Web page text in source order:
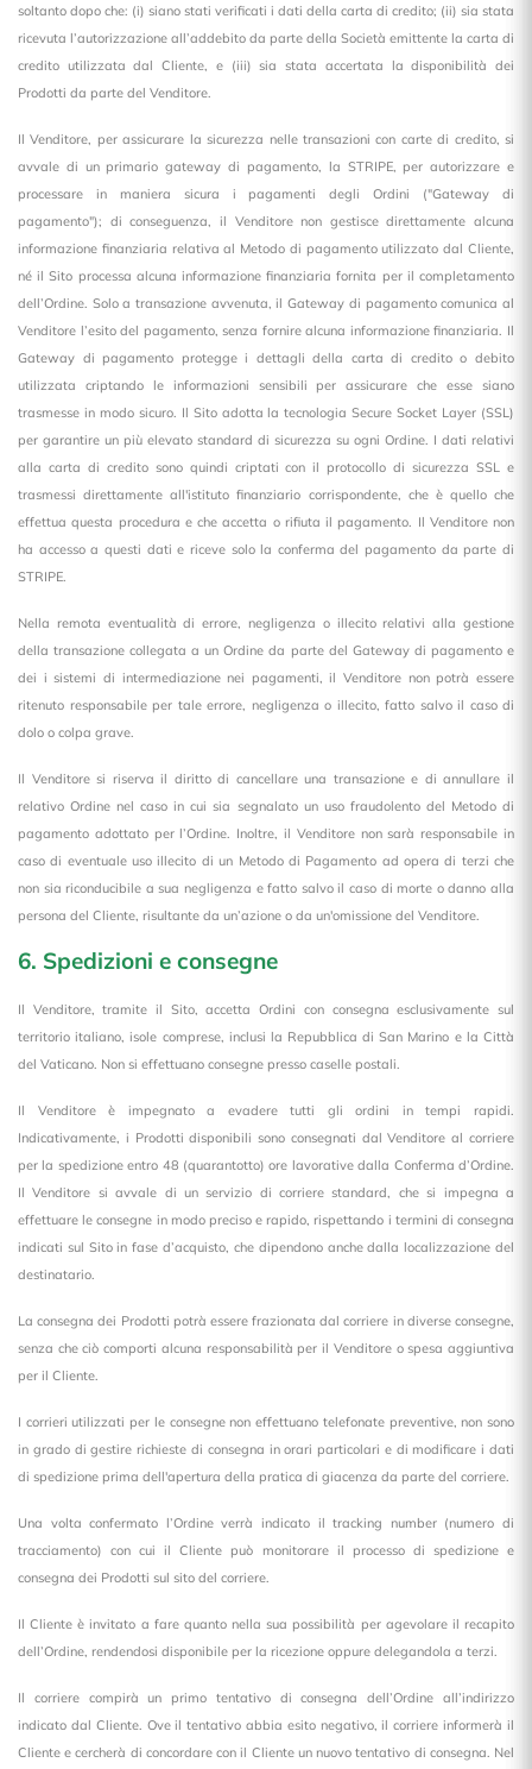
soltanto dopo che: (i) siano stati verificati i dati della carta di credito; (ii) sia stata
ricevuta l’autorizzazione all’addebito da parte della Società emittente la carta di
credito utilizzata dal Cliente, e (iii) sia stata accertata la disponibilità dei
Prodotti da parte del Venditore.
Il Venditore, per assicurare la sicurezza nelle transazioni con carte di credito, si
avvale di un primario gateway di pagamento, la STRIPE, per autorizzare e
processare in maniera sicura i pagamenti degli Ordini ("Gateway di
pagamento"); di conseguenza, il Venditore non gestisce direttamente alcuna
informazione finanziaria relativa al Metodo di pagamento utilizzato dal Cliente,
né il Sito processa alcuna informazione finanziaria fornita per il completamento
dell’Ordine. Solo a transazione avvenuta, il Gateway di pagamento comunica al
Venditore l’esito del pagamento, senza fornire alcuna informazione finanziaria. Il
Gateway di pagamento protegge i dettagli della carta di credito o debito
utilizzata criptando le informazioni sensibili per assicurare che esse siano
trasmesse in modo sicuro. Il Sito adotta la tecnologia Secure Socket Layer (SSL)
per garantire un più elevato standard di sicurezza su ogni Ordine. I dati relativi
alla carta di credito sono quindi criptati con il protocollo di sicurezza SSL e
trasmessi direttamente all'istituto finanziario corrispondente, che è quello che
effettua questa procedura e che accetta o rifiuta il pagamento. Il Venditore non
ha accesso a questi dati e riceve solo la conferma del pagamento da parte di
STRIPE.
Nella remota eventualità di errore, negligenza o illecito relativi alla gestione
della transazione collegata a un Ordine da parte del Gateway di pagamento e
dei i sistemi di intermediazione nei pagamenti, il Venditore non potrà essere
ritenuto responsabile per tale errore, negligenza o illecito, fatto salvo il caso di
dolo o colpa grave.
Il Venditore si riserva il diritto di cancellare una transazione e di annullare il
relativo Ordine nel caso in cui sia segnalato un uso fraudolento del Metodo di
pagamento adottato per l’Ordine. Inoltre, il Venditore non sarà responsabile in
caso di eventuale uso illecito di un Metodo di Pagamento ad opera di terzi che
non sia riconducibile a sua negligenza e fatto salvo il caso di morte o danno alla
persona del Cliente, risultante da un’azione o da un'omissione del Venditore.
6. Spedizioni e consegne
Il Venditore, tramite il Sito, accetta Ordini con consegna esclusivamente sul
territorio italiano, isole comprese, inclusi la Repubblica di San Marino e la Città
del Vaticano. Non si effettuano consegne presso caselle postali.
Il Venditore è impegnato a evadere tutti gli ordini in tempi rapidi.
Indicativamente, i Prodotti disponibili sono consegnati dal Venditore al corriere
per la spedizione entro 48 (quarantotto) ore lavorative dalla Conferma d’Ordine.
Il Venditore si avvale di un servizio di corriere standard, che si impegna a
effettuare le consegne in modo preciso e rapido, rispettando i termini di consegna
indicati sul Sito in fase d’acquisto, che dipendono anche dalla localizzazione del
destinatario.
La consegna dei Prodotti potrà essere frazionata dal corriere in diverse consegne,
senza che ciò comporti alcuna responsabilità per il Venditore o spesa aggiuntiva
per il Cliente.
I corrieri utilizzati per le consegne non effettuano telefonate preventive, non sono
in grado di gestire richieste di consegna in orari particolari e di modificare i dati
di spedizione prima dell'apertura della pratica di giacenza da parte del corriere.
Una volta confermato l’Ordine verrà indicato il tracking number (numero di
tracciamento) con cui il Cliente può monitorare il processo di spedizione e
consegna dei Prodotti sul sito del corriere.
Il Cliente è invitato a fare quanto nella sua possibilità per agevolare il recapito
dell’Ordine, rendendosi disponibile per la ricezione oppure delegandola a terzi.
Il corriere compirà un primo tentativo di consegna dell’Ordine all’indirizzo
indicato dal Cliente. Ove il tentativo abbia esito negativo, il corriere informerà il
Cliente e cercherà di concordare con il Cliente un nuovo tentativo di consegna. Nel